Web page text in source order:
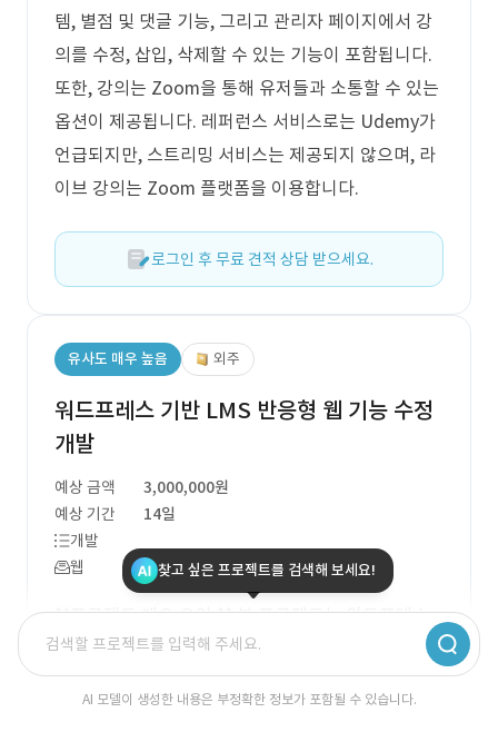
템, 별점 및 댓글 기능, 그리고 관리자 페이지에서 강
의를 수정, 삽입, 삭제할 수 있는 기능이 포함됩니다.
또한, 강의는 Zoom을 통해 유저들과 소통할 수 있는
옵션이 제공됩니다. 레퍼런스 서비스로는 Udemy가
언급되지만, 스트리밍 서비스는 제공되지 않으며, 라
이브 강의는 Zoom 플랫폼을 이용합니다.
로그인 후 무료 견적 상담 받으세요.
유사도 매우 높음 외주
워드프레스 기반 LMS 반응형 웹 기능 수정
개발
예상 금액
3,000,000원
예상 기간
14일
개발
웹
**프로젝트 개요 요약:** 본 프로젝트는 워드프레스
를 기반으로 한 LMS(학습 관리 시스템)의 기능 수정
개발을 목표로 하고 있습니다. 현재 운영 중인 사이트
찾고 싶은 프로젝트를 검색해 보세요!
AI 모델이 생성한 내용은 부정확한 정보가 포함될 수 있습니다.